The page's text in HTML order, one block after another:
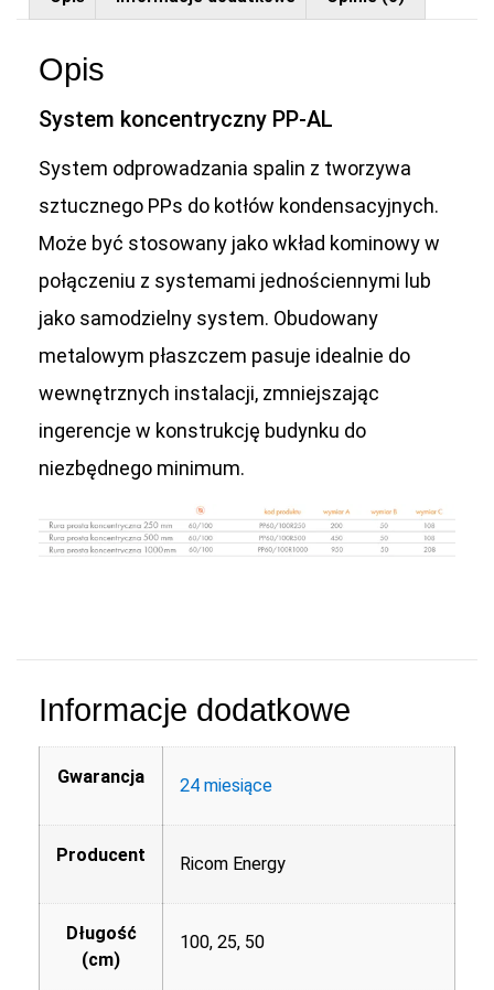
Opis
System koncentryczny PP-AL
System odprowadzania spalin z tworzywa
sztucznego PPs do kotłów kondensacyjnych.
Może być stosowany jako wkład kominowy w
połączeniu z systemami jednościennymi lub
jako samodzielny system. Obudowany
metalowym płaszczem pasuje idealnie do
wewnętrznych instalacji, zmniejszając
ingerencje w konstrukcję budynku do
niezbędnego minimum.
Informacje dodatkowe
Gwarancja 24 miesiące
Producent Ricom Energy
Długość
(cm)
100, 25, 50